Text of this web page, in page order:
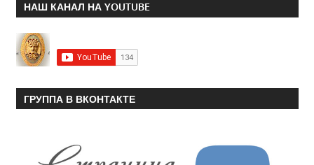
НАШ КАНАЛ НА YOUTUBE
ГРУППА В ВКОНТАКТЕ